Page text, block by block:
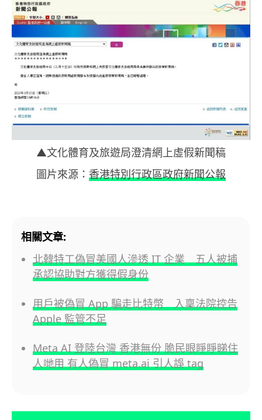
▲文化體育及旅遊局澄清網上虛假新聞稿
圖片來源： 香港特別行政區政府新聞公報
相關文章:
北韓特工偽冒美國人滲透 IT 企業 五人被捕
承認協助對方獲得假身份
用戶被偽冒 App 騙走比特幣 入稟法院控告
Apple 監管不足
Meta AI 登陸台灣 香港無份 脆民眼睜睜睇住
人哋用 有人偽冒 meta.ai 引人誤 tag